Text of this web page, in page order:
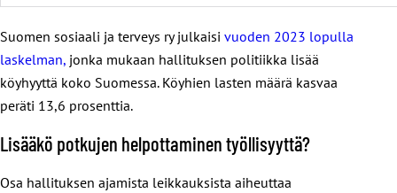
Suomen sosiaali ja terveys ry julkaisi vuoden 2023 lopulla
laskelman, jonka mukaan hallituksen politiikka lisää
köyhyyttä koko Suomessa. Köyhien lasten määrä kasvaa
peräti 13,6 prosenttia.
Lisääkö potkujen helpottaminen työllisyyttä?
Osa hallituksen ajamista leikkauksista aiheuttaa